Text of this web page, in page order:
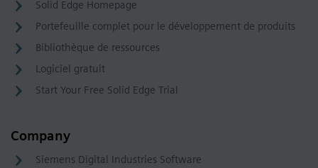
Solid Edge Homepage
Portefeuille complet pour le développement de produits
Bibliothèque de ressources
Logiciel gratuit
Start Your Free Solid Edge Trial
Company
Siemens Digital Industries Software